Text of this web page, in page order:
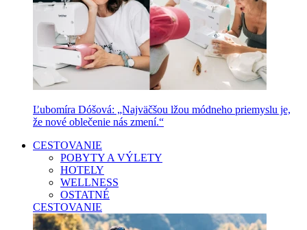
Ľubomíra Dóšová: „Najväčšou lžou módneho priemyslu je,
že nové oblečenie nás zmení.“
CESTOVANIE
POBYTY A VÝLETY
HOTELY
WELLNESS
OSTATNÉ
CESTOVANIE